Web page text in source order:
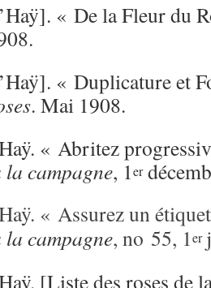
« De la Fleur du
« Duplicature et
. Mai 1908.
« Abritez
campagne, 1er
« Assurez un
campagne, no 55, 1er
[Liste des roses de